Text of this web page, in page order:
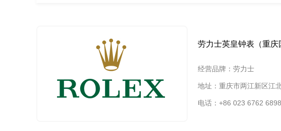
劳力士英皇钟表（重庆
经营品牌：劳力士
地址：重庆市两江新区江
电话：+86 023 6762 6898